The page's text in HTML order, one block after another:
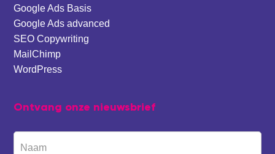
Google Ads Basis
Google Ads advanced
SEO Copywriting
MailChimp
WordPress
Ontvang onze nieuwsbrief